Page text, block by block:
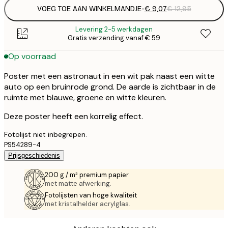
VOEG TOE AAN WINKELMANDJE-€ 9,07€ 12,95
Levering 2-5 werkdagen
Gratis verzending vanaf € 59
Op voorraad
Poster met een astronaut in een wit pak naast een witte
auto op een bruinrode grond. De aarde is zichtbaar in de
ruimte met blauwe, groene en witte kleuren.
Deze poster heeft een korrelig effect.
Fotolijst niet inbegrepen.
PS54289-4
Prijsgeschiedenis
200 g / m² premium papier
met matte afwerking.
Fotolijsten van hoge kwaliteit
met kristalhelder acrylglas.